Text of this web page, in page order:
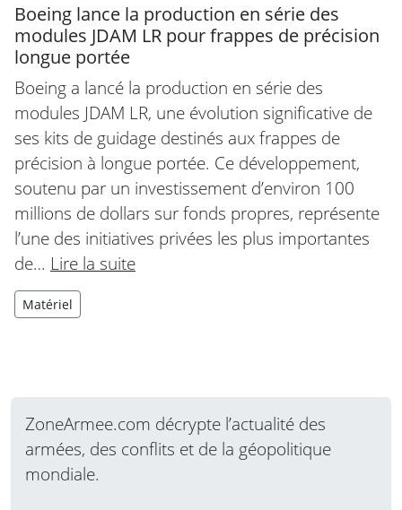
Boeing lance la production en série des
modules JDAM LR pour frappes de précision
longue portée
Boeing a lancé la production en série des
modules JDAM LR, une évolution significative de
ses kits de guidage destinés aux frappes de
précision à longue portée. Ce développement,
soutenu par un investissement d’environ 100
millions de dollars sur fonds propres, représente
l’une des initiatives privées les plus importantes
de… Lire la suite
Matériel
ZoneArmee.com décrypte l’actualité des
armées, des conflits et de la géopolitique
mondiale.